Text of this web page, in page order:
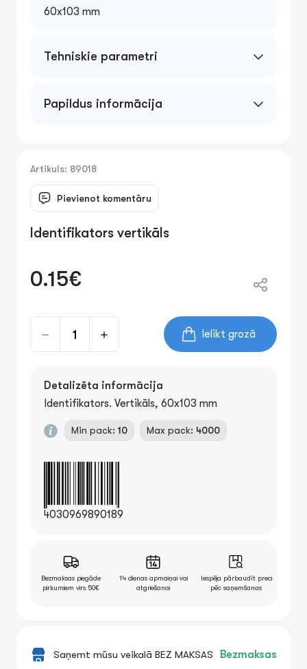
60x103 mm
Tehniskie parametri
Papildus informācija
Artikuls: 89018
Pievienot komentāru
Identifikators vertikāls
0.15€
Ielikt grozā
Detalizēta informācija
Identifikators. Vertikāls, 60x103 mm
Min pack: 10 Max pack: 4000
4030969890189
Bezmaksas piegāde
pirkumiem virs 50€
14 dienas apmaiņai vai
atgriešanai
Iespēja pārbaudīt preci
pēc saņemšanas
Saņemt mūsu veikalā BEZ MAKSAS Bezmaksas